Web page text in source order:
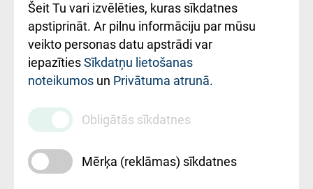
Rekvizīti un
ārstniecības
iestādes kods
010000234
Maksas
pakalpojumu
cenrādis
Šeit Tu vari izvēlēties, kuras sīkdatnes
apstiprināt. Ar pilnu informāciju par mūsu
veikto personas datu apstrādi var
iepazītiesSīkdatņu lietošanas
noteikumos un Privātuma atrunā.
Obligātās sīkdatnes
Mērķa (reklāmas) sīkdatnes